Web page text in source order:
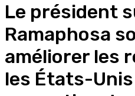
Le président
Ramaphosa
améliorer les
les États-